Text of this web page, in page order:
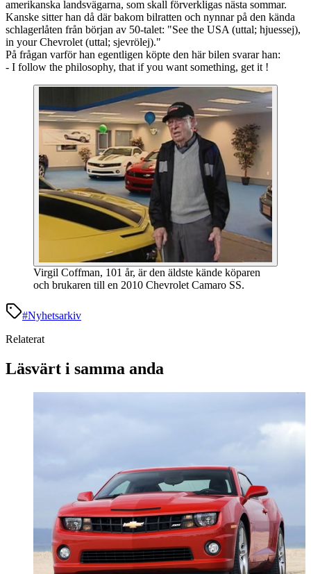
amerikanska landsvägarna, som skall förverkligas nästa sommar.
Kanske sitter han då där bakom bilratten och nynnar på den kända
schlagerlåten från början av 50-talet: "See the USA (uttal; hjuessej),
in your Chevrolet (uttal; sjevrölej)."
På frågan varför han egentligen köpte den här bilen svarar han:
- I follow the philosophy, that if you want something, get it !
Virgil Coffman, 101 år, är den äldste kände köparen
och brukaren till en 2010 Chevrolet Camaro SS.
#Nyhetsarkiv
Relaterat
Läsvärt i samma anda